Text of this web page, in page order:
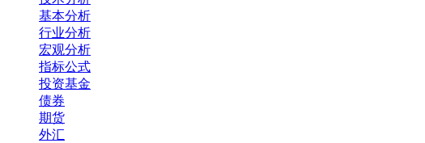
基本分析
行业分析
宏观分析
指标公式
投资基金
债券
期货
外汇